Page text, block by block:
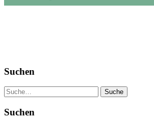
Suchen
Suche
Suchen